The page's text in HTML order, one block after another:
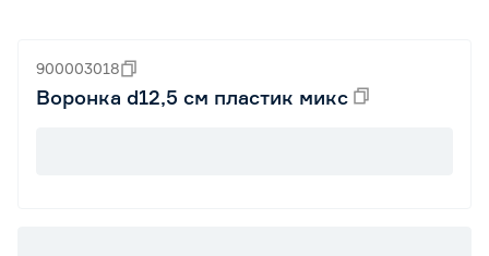
900003018
Воронка d12,5 см пластик микс